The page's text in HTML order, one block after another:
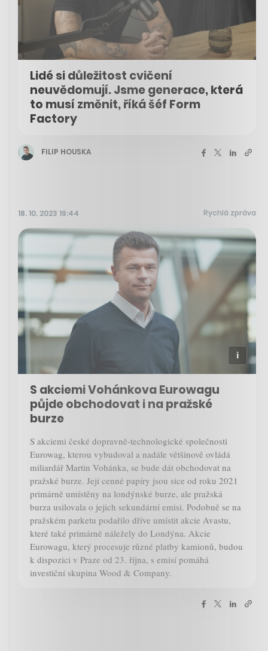
Lidé si důležitost cvičení
neuvědomují. Jsme generace, která
to musí změnit, říká šéf Form
Factory
FILIP HOUSKA
18. 10. 2023 19:44 Rychlá zpráva
S akciemi Vohánkova Eurowagu
půjde obchodovat i na pražské
burze
S akciemi české dopravně-technologické společnosti
Eurowag, kterou vybudoval a nadále většinově ovládá
miliardář Martin Vohánka, se bude dát obchodovat na
pražské burze. Její cenné papíry jsou sice od roku 2021
primárně umístěny na londýnské burze, ale pražská
burza usilovala o jejich sekundární emisi. Podobně se na
pražském parketu podařilo dříve umístit akcie Avastu,
které také primárně náležely do Londýna. Akcie
Eurowagu, který procesuje různé platby kamionů, budou
k dispozici v Praze od 23. října, s emisí pomáhá
investiční skupina Wood & Company.